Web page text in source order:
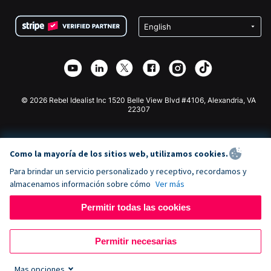
Privacidad
Asociación de afiliados
Recaudación de fondos para escuelas
Plugin de donaciones de Wix
Aplicación de donaciones de Webflow
Donaciones de Joomla
© 2026 Rebel Idealist Inc 1520 Belle View Blvd #4106, Alexandria, VA
22307
Como la mayoría de los sitios web, utilizamos cookies.
Para brindar un servicio personalizado y receptivo, recordamos y
almacenamos información sobre cómo Ver más
Permitir todas las cookies
Permitir necesarias